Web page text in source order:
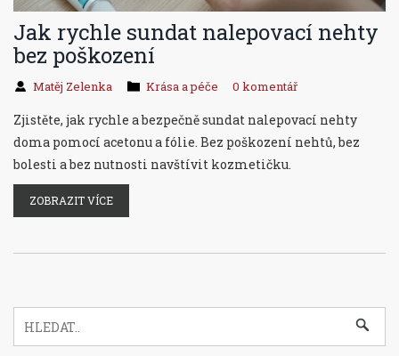
Jak rychle sundat nalepovací nehty
bez poškození
Matěj Zelenka Krása a péče 0 komentář
Zjistěte, jak rychle a bezpečně sundat nalepovací nehty
doma pomocí acetonu a fólie. Bez poškození nehtů, bez
bolesti a bez nutnosti navštívit kozmetičku.
ZOBRAZIT VÍCE